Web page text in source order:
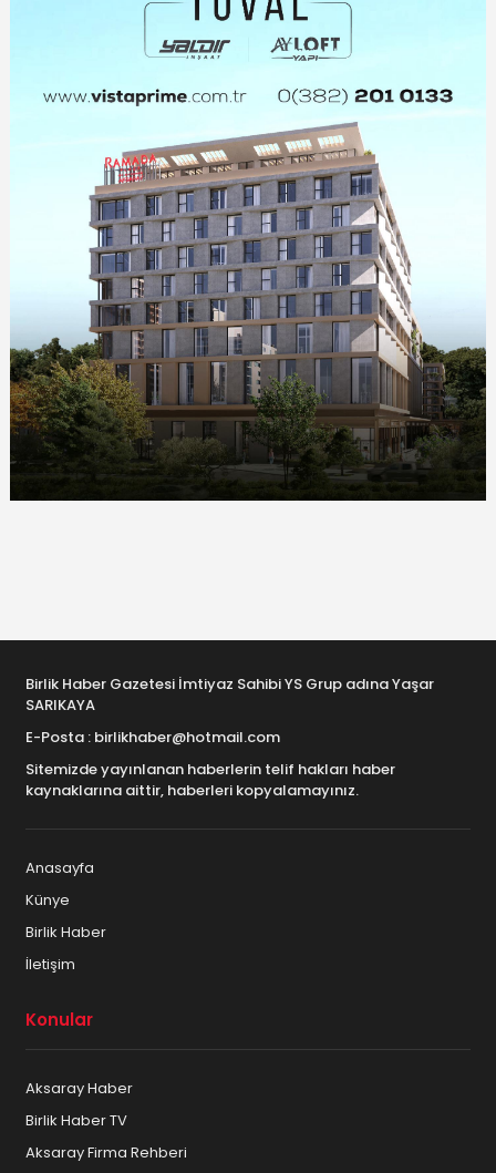
Birlik Haber Gazetesi İmtiyaz Sahibi YS Grup adına Yaşar
SARIKAYA
E-Posta : birlikhaber@hotmail.com
Sitemizde yayınlanan haberlerin telif hakları haber
kaynaklarına aittir, haberleri kopyalamayınız.
Anasayfa
Künye
Birlik Haber
İletişim
Konular
Aksaray Haber
Birlik Haber TV
Aksaray Firma Rehberi